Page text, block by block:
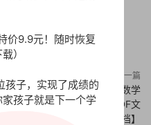
下一篇
【打印版】小学二年级上册数学
用题200题含答案【17页PDF文
档】
价9.9元！随时恢复
）
孩子，实现了成绩的
孩子就是下一个学